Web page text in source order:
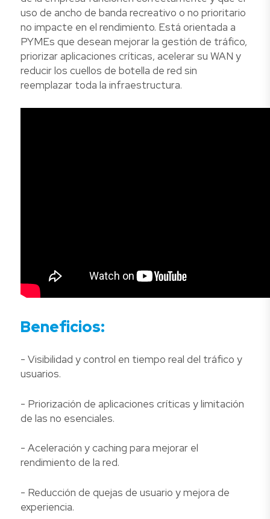
uso de ancho de banda recreativo o no prioritario
no impacte en el rendimiento. Está orientada a
PYMEs que desean mejorar la gestión de tráfico,
priorizar aplicaciones críticas, acelerar su WAN y
reducir los cuellos de botella de red sin
reemplazar toda la infraestructura.
Beneficios:
- Visibilidad y control en tiempo real del tráfico y
usuarios.
- Priorización de aplicaciones críticas y limitación
de las no esenciales.
- Aceleración y caching para mejorar el
rendimiento de la red.
- Reducción de quejas de usuario y mejora de
experiencia.